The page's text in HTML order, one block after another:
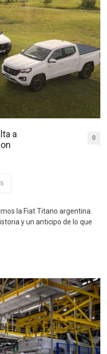
a
0
la Fiat Titano argentina.
y un anticipo de lo que